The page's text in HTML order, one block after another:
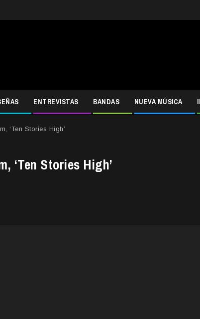
ENTREVISTAS BANDAS NUEVA MÚSICA
‘Ten Stories High’
‘Ten Stories High’